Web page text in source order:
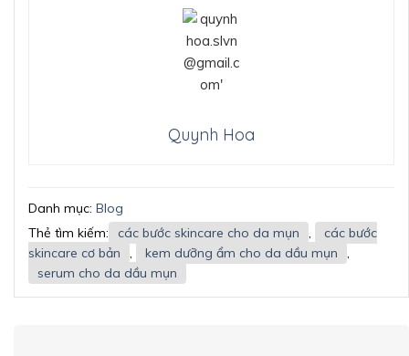
Quynh Hoa
Danh mục: Blog
Thẻ tìm kiếm:
các bước skincare cho da mụn ,
các bước
skincare cơ bản
, kem dưỡng ẩm cho da dầu mụn
,
serum cho da dầu mụn